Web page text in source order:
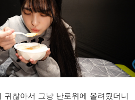
귀찮아서 그냥 난로위에 올려뒀더니